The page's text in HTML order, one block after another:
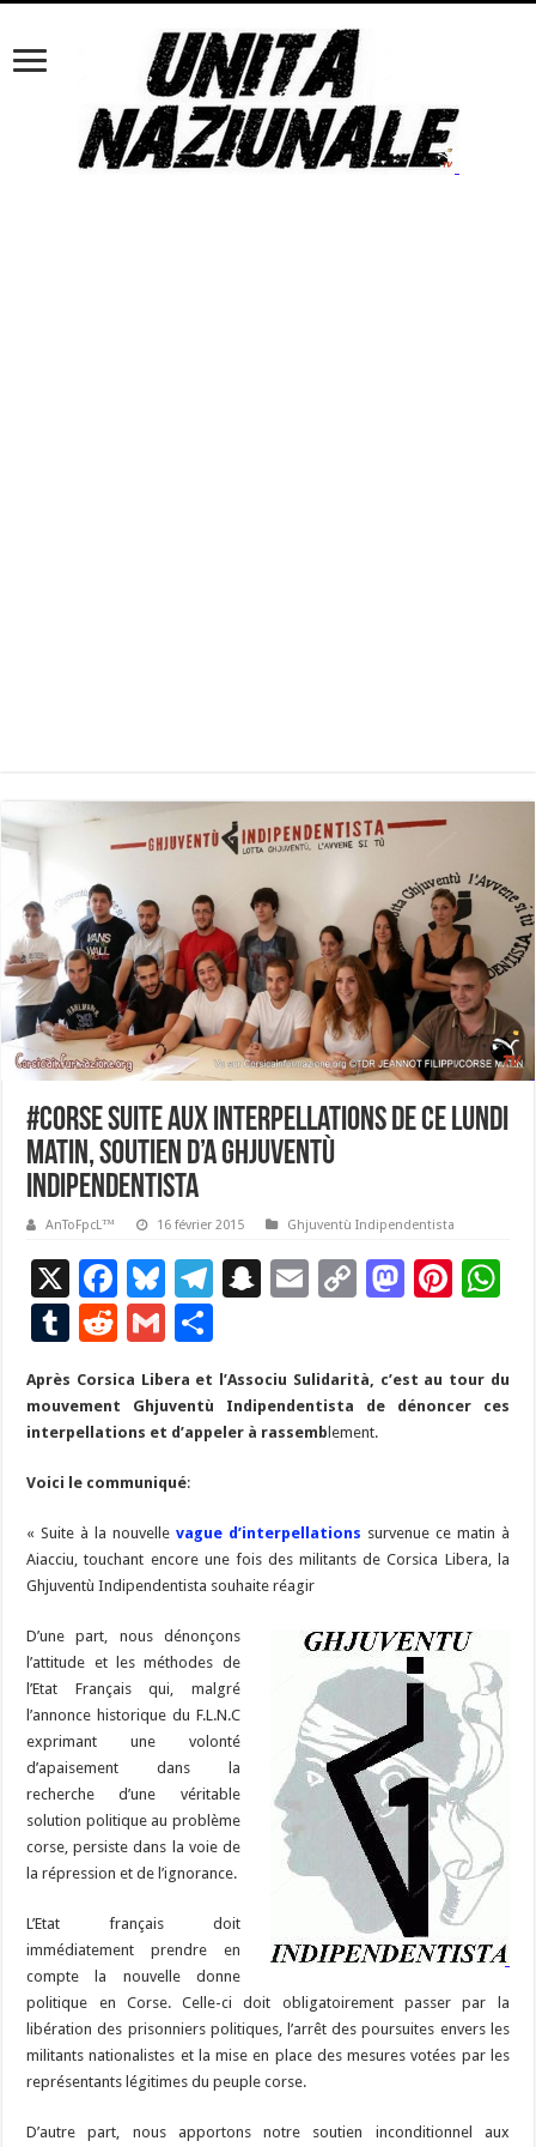
#Corse suite aux interpellations de ce lundi
matin, soutien d’A Ghjuventù
Indipendentista
AnToFpcL™ 16 février 2015 Ghjuventù Indipendentista
X
F
ac
e
b
o
o
Bl
u
es
ky
T
gr
a
S
p
c
E
l
C
y
Li
M
d
Pi
es
T
m
bl
r
R
d
di
t
G
ai
l
ar
ta
g
Après Corsica Libera et l’Associu Sulidarità, c’est au tour du
mouvement Ghjuventù Indipendentista de dénoncer ces
interpellations et d’appeler à rassemb lement.
Voici le communiqué:
« Suite à la nouvelle vague d’interpellations survenue ce matin à
Aiacciu, touchant encore une fois des militants de Corsica Libera, la
Ghjuventù Indipendentista souhaite réagir
D’une part, nous dénonçons
l’attitude et les méthodes de
l’Etat Français qui, malgré
l’annonce historique du F.L.N.C
exprimant une volonté
d’apaisement dans la
recherche d’une véritable
solution politique au problème
corse, persiste dans la voie de
la répression et de l’ignorance.
L’Etat français doit
immédiatement prendre en
compte la nouvelle donne
politique en Corse. Celle-ci doit obligatoirement passer par la
libération des prisonniers politiques, l’arrêt des poursuites envers les
militants nationalistes et la mise en place des mesures votées par les
représentants légitimes du peuple corse.
D’autre part, nous apportons notre soutien inconditionnel aux